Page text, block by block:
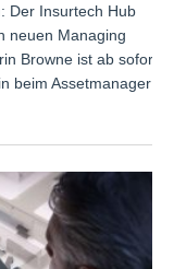
Der Insurtech Hub
neuen Managing
Browne ist ab sofort
beim Assetmanager